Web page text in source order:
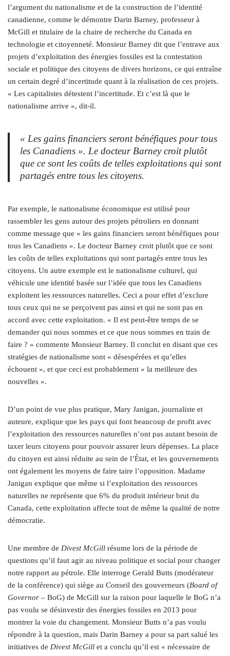
l’argument du nationalisme et de la construction de l’identité
canadienne, comme le démontre Darin Barney, professeur à
McGill et titulaire de la chaire de recherche du Canada en
technologie et citoyenneté. Monsieur Barney dit que l’entrave aux
projets d’exploitation des énergies fossiles est la contestation
sociale et politique des citoyens de divers horizons, ce qui entraîne
un certain degré d’incertitude quant à la réalisation de ces projets.
« Les capitalistes détestent l’incertitude. Et c’est là que le
nationalisme arrive », dit-il.
« Les gains financiers seront bénéfiques pour tous
les Canadiens ». Le docteur Barney croit plutôt
que ce sont les coûts de telles exploitations qui sont
partagés entre tous les citoyens.
Par exemple, le nationalisme économique est utilisé pour
rassembler les gens autour des projets pétroliers en donnant
comme message que « les gains financiers seront bénéfiques pour
tous les Canadiens ». Le docteur Barney croit plutôt que ce sont
les coûts de telles exploitations qui sont partagés entre tous les
citoyens. Un autre exemple est le nationalisme culturel, qui
véhicule une identité basée sur l’idée que tous les Canadiens
exploitent les ressources naturelles. Ceci a pour effet d’exclure
tous ceux qui ne se perçoivent pas ainsi et qui ne sont pas en
accord avec cette exploitation. « Il est peut-être temps de se
demander qui nous sommes et ce que nous sommes en train de
faire ? » commente Monsieur Barney. Il conclut en disant que ces
stratégies de nationalisme sont « désespérées et qu’elles
échouent », et que ceci est probablement « la meilleure des
nouvelles ».
D’un point de vue plus pratique, Mary Janigan, journaliste et
auteure, explique que les pays qui font beaucoup de profit avec
l’exploitation des ressources naturelles n’ont pas autant besoin de
taxer leurs citoyens pour pouvoir assurer leurs dépenses. La place
du citoyen est ainsi réduite au sein de l’État, et les gouvernements
ont également les moyens de faire taire l’opposition. Madame
Janigan explique que même si l’exploitation des ressources
naturelles ne représente que 6% du produit intérieur brut du
Canada, cette exploitation affecte tout de même la qualité de notre
démocratie.
Une membre de Divest McGill résume lors de la période de
questions qu’il faut agir au niveau politique et social pour changer
notre rapport au pétrole. Elle interroge Gerald Butts (modérateur
de la conférence) qui siège au Conseil des gouverneurs (Board of
Governor – BoG) de McGill sur la raison pour laquelle le BoG n’a
pas voulu se désinvestir des énergies fossiles en 2013 pour
montrer la voie du changement. Monsieur Butts n’a pas voulu
répondre à la question, mais Darin Barney a pour sa part salué les
initiatives de Divest McGill et a conclu qu’il est « nécessaire de